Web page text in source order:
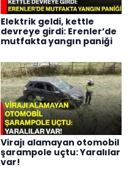
Elektrik geldi, kettle
devreye girdi: Erenler’de
mutfakta yangın paniği
Virajı alamayan otomobil
şarampole uçtu: Yaralılar
var!